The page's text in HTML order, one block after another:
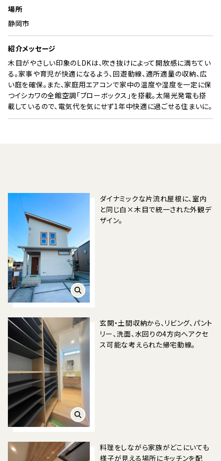
場所
静岡市
紹介メッセージ
木目がやさしい印象のLDKは、吹き抜けによって開放感に満ちてい
る。家事や育児が快適になるよう、回遊動線、適所適量の収納、広
い庭を確保。また、家庭用エアコンで家中の温度や湿度を一定に保
つイシカワの全館空調「ブローボックス」を搭載。太陽光発電も搭
載しているので、電気代を気にせず1年中快適に過ごせる住まいに。
ダイナミックな片流れ屋根に、室内
と同じ白×木目で統一された外観デ
ザイン。
玄関・土間収納から、リビング、パント
リー、洗面、水回りの4方向へアクセ
ス可能な考えられた帰宅動線。
料理をしながら家族がどこにいても
様子が見える場所にキッチンを配